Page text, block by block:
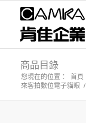
商品目錄
您現在的位置： 首頁
來客拍數位電子貓眼 /